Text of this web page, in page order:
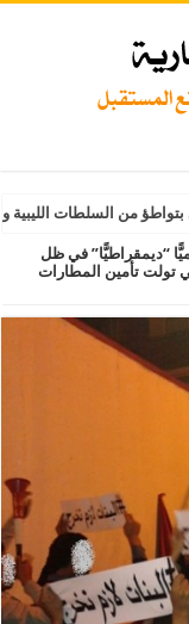
من السلطات
“ديمقراطيًّا” في ظل
التي تولت تأمين المطارات